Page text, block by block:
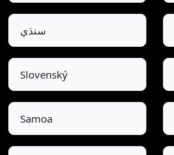
سنڌي
Slovenský
Samoa